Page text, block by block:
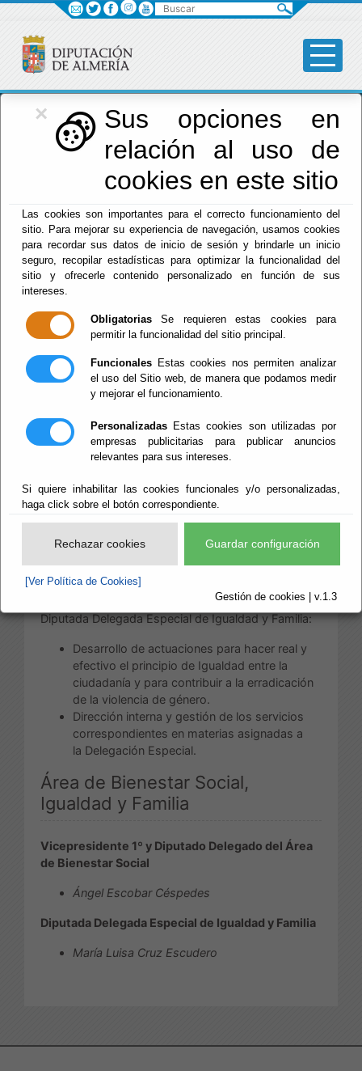
×
Sus opciones en
relación al uso de
cookies en este sitio
Las cookies son importantes para el correcto funcionamiento del
sitio. Para mejorar su experiencia de navegación, usamos cookies
para recordar sus datos de inicio de sesión y brindarle un inicio
seguro, recopilar estadísticas para optimizar la funcionalidad del
sitio y ofrecerle contenido personalizado en función de sus
intereses.
Obligatorias Se requieren estas cookies para
permitir la funcionalidad del sitio principal.
Funcionales Estas cookies nos permiten analizar
el uso del Sitio web, de manera que podamos medir
y mejorar el funcionamiento.
Personalizadas Estas cookies son utilizadas por
empresas publicitarias para publicar anuncios
relevantes para sus intereses.
Si quiere inhabilitar las cookies funcionales y/o personalizadas,
haga click sobre el botón correspondiente.
Rechazar cookies Guardar configuración
[Ver Política de Cookies]
Gestión de cookies | v.1.3
Diputación
Menú Diputación
Servicios Sociales
Escuchar
Área de Bienestar Social,
Igualdad y Familia
Las competencias de esta Área, distribuidas
a) Competencias directamente correspondiente
al Diputado Delegado del Área de Bienestar Social:
Servicios Sociales Comunitarios.
Servicios Sociales Especializados.
Residencia Asistida de Ancianos.
Servicio Provincial de
Drogodependencias y Adicciones.
b) Competencias directamente correspondiente a la
Diputada Delegada Especial de Igualdad y Familia:
Desarrollo de actuaciones para hacer real y
efectivo el principio de Igualdad entre la
ciudadanía y para contribuir a la erradicación
de la violencia de género.
Dirección interna y gestión de los servicios
correspondientes en materias asignadas a
la Delegación Especial.
Área de Bienestar Social,
Igualdad y Familia
Vicepresidente 1º y Diputado Delegado del Área
de Bienestar Social
Ángel Escobar Céspedes
Diputada Delegada Especial de Igualdad y Familia
María Luisa Cruz Escudero
Buscar